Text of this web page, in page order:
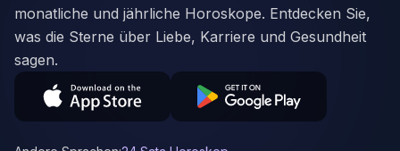
monatliche und jährliche Horoskope. Entdecken Sie,
was die Sterne über Liebe, Karriere und Gesundheit
sagen.